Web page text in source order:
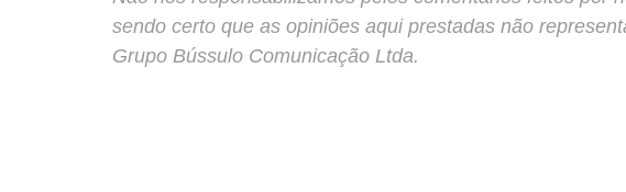
sendo certo que as opiniões aqui prestadas não
Grupo Bússulo Comunicação Ltda.